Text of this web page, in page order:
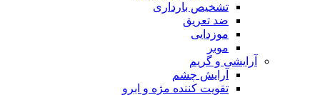
تشخیص بارداری
ضد تعریق
موزدایی
آرایشی و گریم
آرایش چشم
تقویت کننده مژه و ابرو